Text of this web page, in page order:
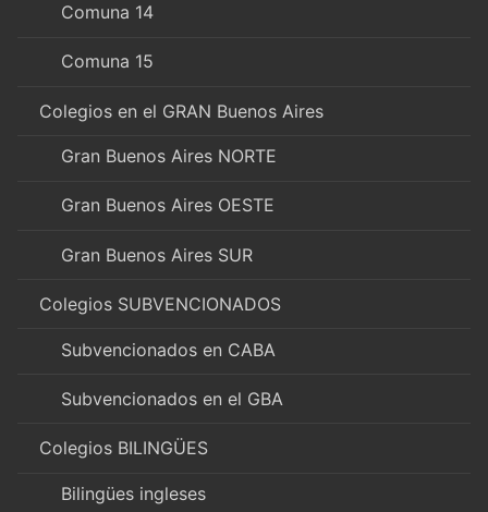
Comuna 14
Comuna 15
Colegios en el GRAN Buenos Aires
Gran Buenos Aires NORTE
Gran Buenos Aires OESTE
Gran Buenos Aires SUR
Colegios SUBVENCIONADOS
Subvencionados en CABA
Subvencionados en el GBA
Colegios BILINGÜES
Bilingües ingleses